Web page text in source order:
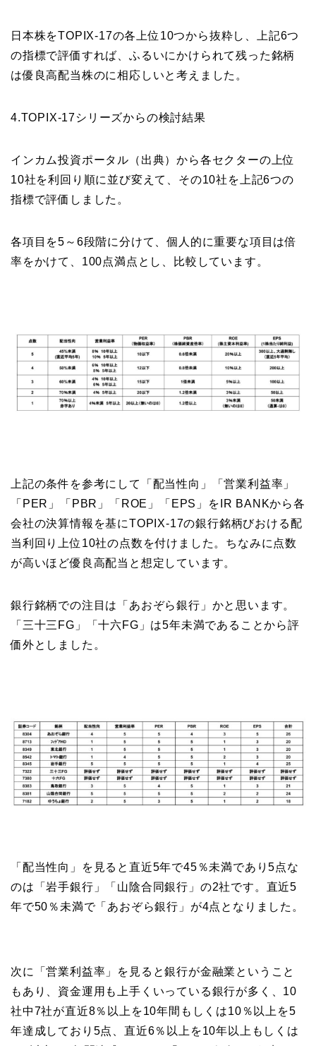
日本株をTOPIX-17の各上位10つから抜粋し、上記6つ
の指標で評価すれば、ふるいにかけられて残った銘柄
は優良高配当株のに相応しいと考えました。
4.TOPIX-17シリーズからの検討結果
インカム投資ポータル（出典）から各セクターの上位
10社を利回り順に並び変えて、その10社を上記6つの
指標で評価しました。
各項目を5～6段階に分けて、個人的に重要な項目は倍
率をかけて、100点満点とし、比較しています。
上記の条件を参考にして「配当性向」「営業利益率」
「PER」「PBR」「ROE」「EPS」をIR BANKから各
会社の決算情報を基にTOPIX-17の銀行銘柄びおける配
当利回り上位10社の点数を付けました。ちなみに点数
が高いほど優良高配当と想定しています。
銀行銘柄での注目は「あおぞら銀行」かと思います。
「三十三FG」「十六FG」は5年未満であることから評
価外としました。
「配当性向」を見ると直近5年で45％未満であり5点な
のは「岩手銀行」「山陰合同銀行」の2社です。直近5
年で50％未満で「あおぞら銀行」が4点となりました。
次に「営業利益率」を見ると銀行が金融業ということ
もあり、資金運用も上手くいっている銀行が多く、10
社中7社が直近8％以上を10年間もしくは10％以上を5
年達成しており5点、直近6％以上を10年以上もしくは